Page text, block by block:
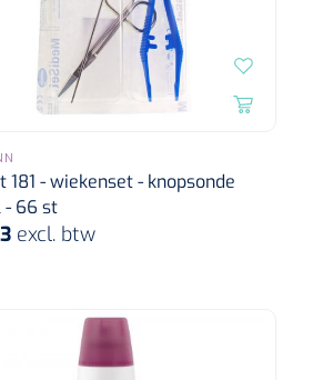
181 - wiekenset - knopsonde
- 66 st
excl. btw